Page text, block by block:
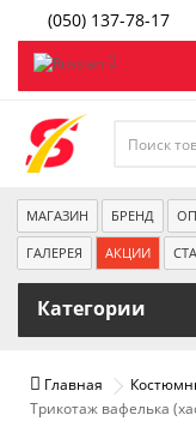
(050) 137-78-17
МАГАЗИН БРЕНД
ГАЛЕРЕЯ АКЦИИ
Категории
Главная
Трикотаж вафелька